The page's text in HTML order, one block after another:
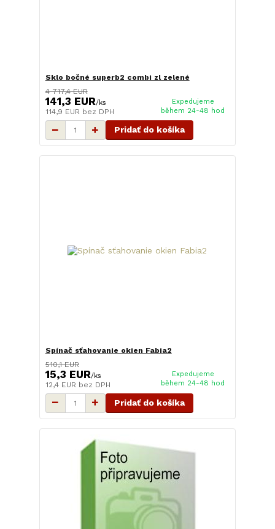
Sklo bočné superb2 combi zl zelené
4 717,4 EUR
141,3 EUR/ks
114,9 EUR bez DPH
Expedujeme
během 24-48 hod
Pridať do košíka
Spínač sťahovanie okien Fabia2
510,1 EUR
15,3 EUR/ks
12,4 EUR bez DPH
Expedujeme
během 24-48 hod
Pridať do košíka